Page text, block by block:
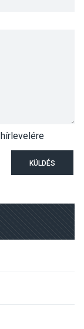
KÜLDÉS